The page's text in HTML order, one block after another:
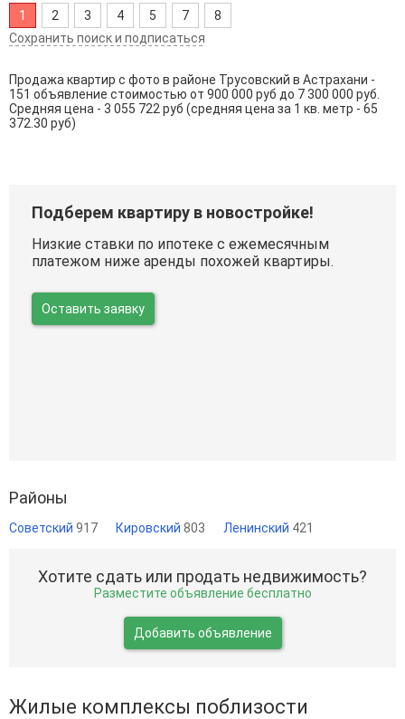
1 2 3 4 5 7
8
Сохранить поиск и подписаться
Продажа квартир с фото в районе Трусовский в Астрахани -
151 объявление стоимостью от 900 000 руб до 7 300 000 руб.
Средняя цена - 3 055 722 руб (средняя цена за 1 кв. метр - 65
372.30 руб)
Подберем квартиру в новостройке!
Низкие ставки по ипотеке с ежемесячным
платежом ниже аренды похожей квартиры.
Оставить заявку
Районы
Советский 917 Кировский 803 Ленинский 421
Хотите сдать или продать недвижимость?
Разместите объявление бесплатно
Добавить объявление
Жилые комплексы поблизости